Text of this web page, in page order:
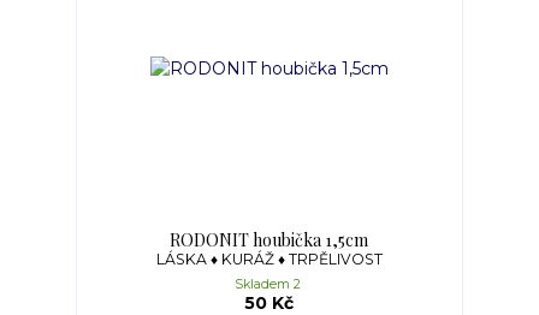
RODONIT houbička 1,5cm
LÁSKA ♦ KURÁŽ ♦ TRPĚLIVOST
50 Kč
Skladem 2